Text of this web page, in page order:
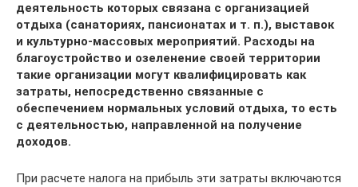
деятельность которых связана с организацией
отдыха (санаториях, пансионатах и т. п.), выставок
и культурно-массовых мероприятий. Расходы на
благоустройство и озеленение своей территории
такие организации могут квалифицировать как
затраты, непосредственно связанные с
обеспечением нормальных условий отдыха, то есть
с деятельностью, направленной на получение
доходов.
При расчете налога на прибыль эти затраты включаются